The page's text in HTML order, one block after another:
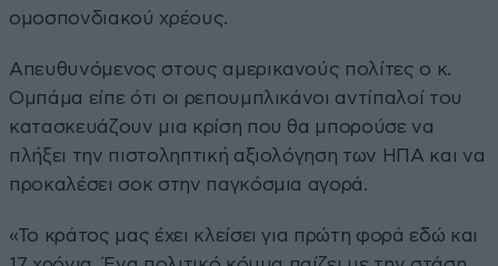
ομοσπονδιακού χρέους.
Απευθυνόμενος στους αμερικανούς πολίτες ο κ.
Ομπάμα είπε ότι οι ρεπουμπλικάνοι αντίπαλοί του
κατασκευάζουν μια κρίση που θα μπορούσε να
πλήξει την πιστοληπτική αξιολόγηση των ΗΠΑ και να
προκαλέσει σοκ στην παγκόσμια αγορά.
«Το κράτος μας έχει κλείσει για πρώτη φορά εδώ και